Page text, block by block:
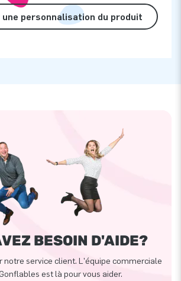
une personnalisation du produit
BESOIN D'AIDE?
notre service client. L'équipe commerciale
est là pour vous aider.